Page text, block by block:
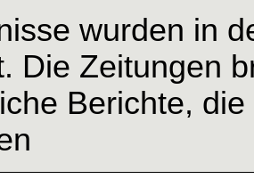
wurden in
Die Zeitungen
Berichte,